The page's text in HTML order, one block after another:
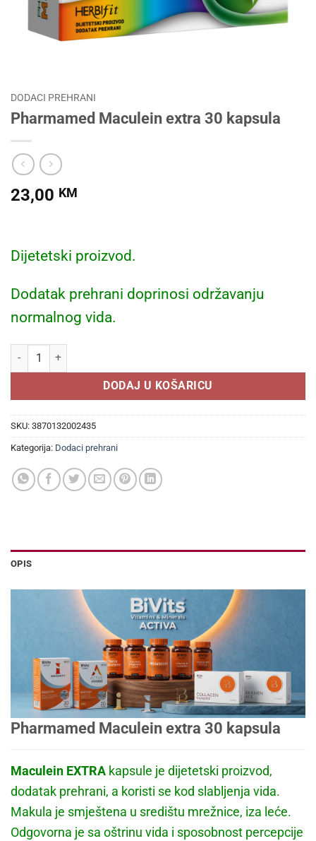
DODACI PREHRANI
Pharmamed Maculein extra 30 kapsula
23,00 KM
Dijetetski proizvod.
Dodatak prehrani doprinosi održavanju
normalnog vida.
Pharmamed Maculein extra 30 kapsula količina
DODAJ U KOŠARICU
SKU: 3870132002435
Kategorija: Dodaci prehrani
OPIS
Pharmamed Maculein extra 30 kapsula
Maculein EXTRA kapsule je dijetetski proizvod,
dodatak prehrani, a koristi se kod slabljenja vida.
Makula je smještena u središtu mrežnice, iza leće.
Odgovorna je sa oštrinu vida i sposobnost percepcije